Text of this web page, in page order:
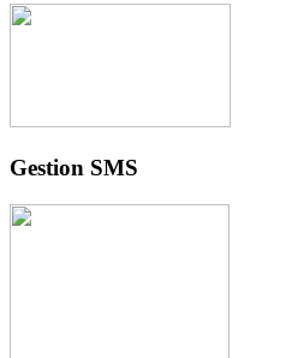
Gestion SMS